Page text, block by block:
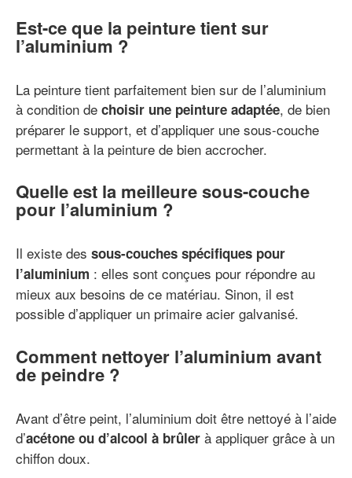
Est-ce que la peinture tient sur
l’aluminium ?
La peinture tient parfaitement bien sur de l’aluminium
à condition de choisir une peinture adaptée, de bien
préparer le support, et d’appliquer une sous-couche
permettant à la peinture de bien accrocher.
Quelle est la meilleure sous-couche
pour l’aluminium ?
Il existe des sous-couches spécifiques pour
l’aluminium : elles sont conçues pour répondre au
mieux aux besoins de ce matériau. Sinon, il est
possible d’appliquer un primaire acier galvanisé.
Comment nettoyer l’aluminium avant
de peindre ?
Avant d’être peint, l’aluminium doit être nettoyé à l’aide
d’acétone ou d’alcool à brûler à appliquer grâce à un
chiffon doux.